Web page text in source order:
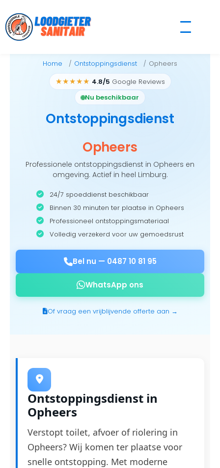
to
content
Home Ontstoppingsdienst Opheers
★★★★★ 4.8/5 Google Reviews
Nu beschikbaar
Ontstoppingsdienst
Opheers
Professionele ontstoppingsdienst in Opheers en
omgeving. Actief in heel Limburg.
24/7 spoeddienst beschikbaar
Binnen 30 minuten ter plaatse in Opheers
Professioneel ontstoppingsmateriaal
Volledig verzekerd voor uw gemoedsrust
Bel nu — 0487 10 81 95
WhatsApp ons
Of vraag een vrijblijvende offerte aan →
Ontstoppingsdienst in
Opheers
Verstopt toilet, afvoer of riolering in
Opheers? Wij komen ter plaatse voor
snelle ontstopping. Met moderne